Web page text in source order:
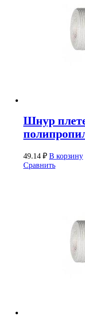
Шнур
49.14 ₽ В корзину
Сравнить